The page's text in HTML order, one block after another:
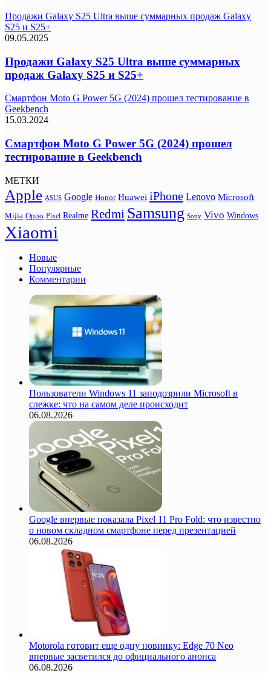
Продажи Galaxy S25 Ultra выше суммарных продаж Galaxy
S25 и S25+
09.05.2025
Продажи Galaxy S25 Ultra выше суммарных
продаж Galaxy S25 и S25+
Смартфон Moto G Power 5G (2024) прошел тестирование в
Geekbench
15.03.2024
Смартфон Moto G Power 5G (2024) прошел
тестирование в Geekbench
МЕТКИ
Apple ASUS Google Honor Huawei iPhone Lenovo Microsoft
Mijia Oppo Pixel Realme Redmi Samsung Sony Vivo Windows
Xiaomi
Новые
Популярные
Комментарии
Пользователи Windows 11 заподозрили Microsoft в
слежке: что на самом деле происходит
06.08.2026
Google впервые показала Pixel 11 Pro Fold: что известно
о новом складном смартфоне перед презентацией
06.08.2026
Motorola готовит еще одну новинку: Edge 70 Neo
впервые засветился до официального анонса
06.08.2026